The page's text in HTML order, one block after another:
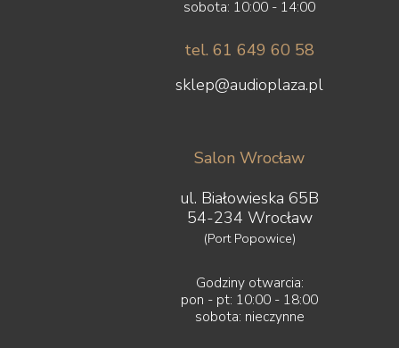
sobota: 10:00 - 14:00
tel. 61 649 60 58
sklep@audioplaza.pl
Salon Wrocław
ul. Białowieska 65B
54-234 Wrocław
(Port Popowice)
Godziny otwarcia:
pon - pt: 10:00 - 18:00
sobota: nieczynne